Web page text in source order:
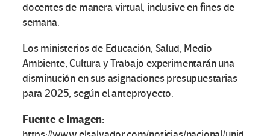
docentes de manera virtual, inclusive en fines de
semana.
Los ministerios de Educación, Salud, Medio
Ambiente, Cultura y Trabajo experimentarán una
disminución en sus asignaciones presupuestarias
para 2025, según el anteproyecto.
Fuente e Imagen: